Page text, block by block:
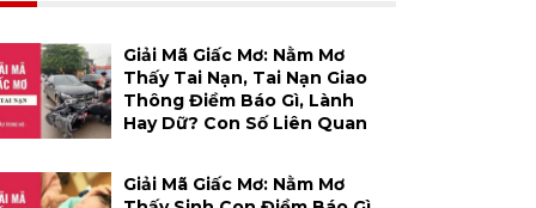
Giải Mã Giấc Mơ: Nằm Mơ
Thấy Tai Nạn, Tai Nạn Giao
Thông Điềm Báo Gì, Lành
Hay Dữ? Con Số Liên Quan
Giải Mã Giấc Mơ: Nằm Mơ